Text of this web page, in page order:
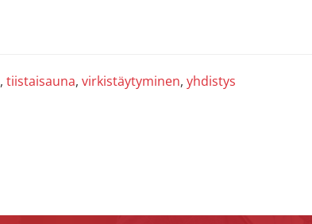
, tiistaisauna, virkistäytyminen, yhdistys